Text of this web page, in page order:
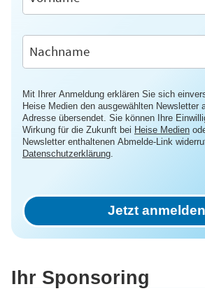
Mit Ihrer Anmeldung erklären Sie sich
Heise Medien den ausgewählten Newsletter
Adresse übersendet. Sie können Ihre
Wirkung für die Zukunft bei Heise Medien
Newsletter enthaltenen Abmelde-Link
Datenschutzerklärung
Jetzt anmelden
Ihr Sponsoring